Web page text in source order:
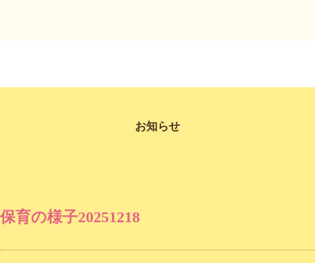
お知らせ
保育の様子20251218